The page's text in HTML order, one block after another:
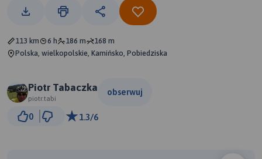
113 km 6 h 186 m
168 m
Polska, wielkopolskie, Kamińsko, Pobiedziska
Piotr Tabaczka
piotr.tabi
obserwuj
0 1.3/6